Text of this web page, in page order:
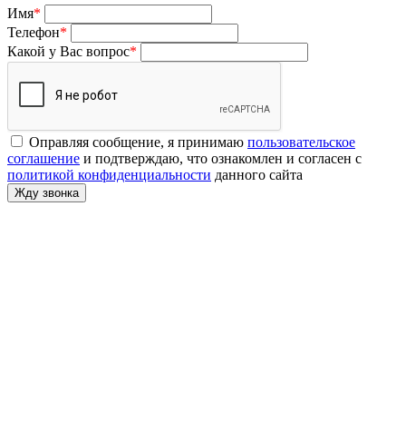
Имя*
Телефон*
Какой у Вас вопрос*
Оправляя сообщение, я принимаю пользовательское
соглашение и подтверждаю, что ознакомлен и согласен с
политикой конфиденциальности данного сайта